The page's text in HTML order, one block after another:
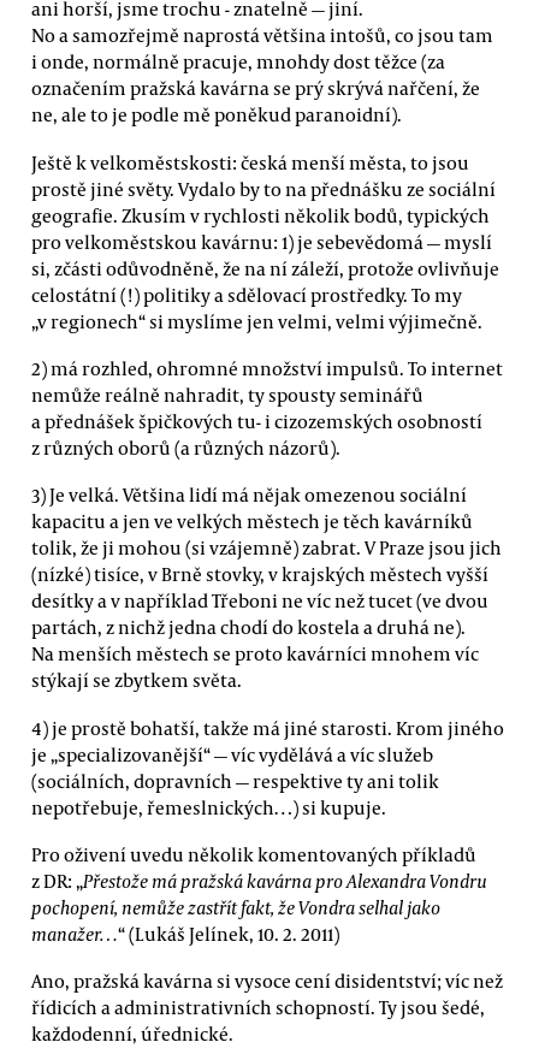
ani horší, jsme trochu - znatelně — jiní.
No a samozřejmě naprostá většina intošů, co jsou tam
i onde, normálně pracuje, mnohdy dost těžce (za
označením pražská kavárna se prý skrývá nařčení, že
ne, ale to je podle mě poněkud paranoidní).
Ještě k velkoměstskosti: česká menší města, to jsou
prostě jiné světy. Vydalo by to na přednášku ze sociální
geografie. Zkusím v rychlosti několik bodů, typických
pro velkoměstskou kavárnu: 1) je sebevědomá — myslí
si, zčásti odůvodněně, že na ní záleží, protože ovlivňuje
celostátní (!) politiky a sdělovací prostředky. To my
„v regionech“ si myslíme jen velmi, velmi výjimečně.
2) má rozhled, ohromné množství impulsů. To internet
nemůže reálně nahradit, ty spousty seminářů
a přednášek špičkových tu- i cizozemských osobností
z různých oborů (a různých názorů).
3) Je velká. Většina lidí má nějak omezenou sociální
kapacitu a jen ve velkých městech je těch kavárníků
tolik, že ji mohou (si vzájemně) zabrat. V Praze jsou jich
(nízké) tisíce, v Brně stovky, v krajských městech vyšší
desítky a v například Třeboni ne víc než tucet (ve dvou
partách, z nichž jedna chodí do kostela a druhá ne).
Na menších městech se proto kavárníci mnohem víc
stýkají se zbytkem světa.
4) je prostě bohatší, takže má jiné starosti. Krom jiného
je „specializovanější“ — víc vydělává a víc služeb
(sociálních, dopravních — respektive ty ani tolik
nepotřebuje, řemeslnických…) si kupuje.
Pro oživení uvedu několik komentovaných příkladů
z DR: „Přestože má pražská kavárna pro Alexandra Vondru
pochopení, nemůže zastřít fakt, že Vondra selhal jako
manažer…“ (Lukáš Jelínek, 10. 2. 2011)
Ano, pražská kavárna si vysoce cení disidentství; víc než
řídicích a administrativních schopností. Ty jsou šedé,
každodenní, úřednické.